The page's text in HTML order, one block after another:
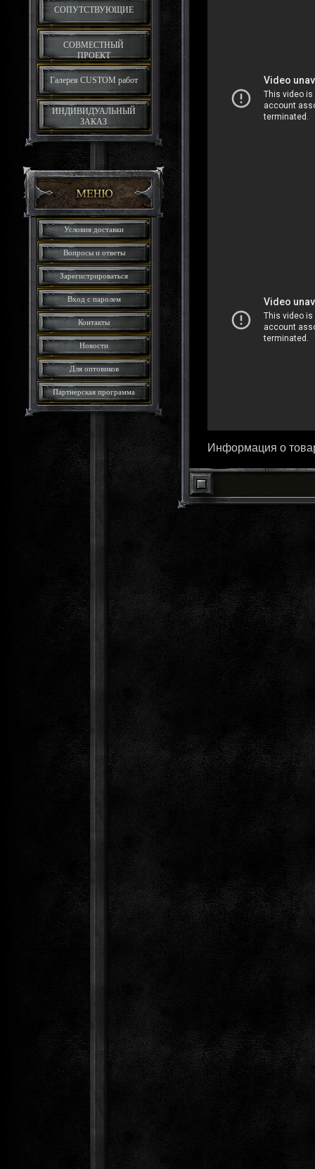
СОПУТСТВУЮЩИЕ
СОВМЕСТНЫЙ
ПРОЕКТ
Галерея CUSTOM работ
ИНДИВИДУАЛЬНЫЙ
ЗАКАЗ
Условия доставки
Вопросы и ответы
Зарегистрироваться
Вход с паролем
Контакты
Новости
Для оптовиков
Партнерская программа
Информация о